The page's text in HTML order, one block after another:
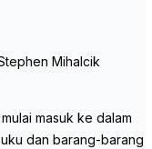
Mihalcik
masuk ke dalam
dan barang-barang